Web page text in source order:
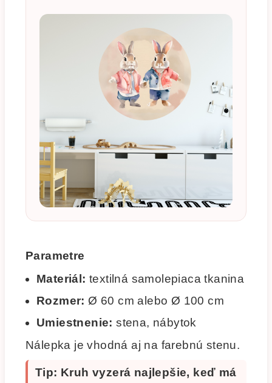
Parametre
Materiál: textilná samolepiaca tkanina
Rozmer: Ø 60 cm alebo Ø 100 cm
Umiestnenie: stena, nábytok
Nálepka je vhodná aj na farebnú stenu.
Tip: Kruh vyzerá najlepšie, keď má